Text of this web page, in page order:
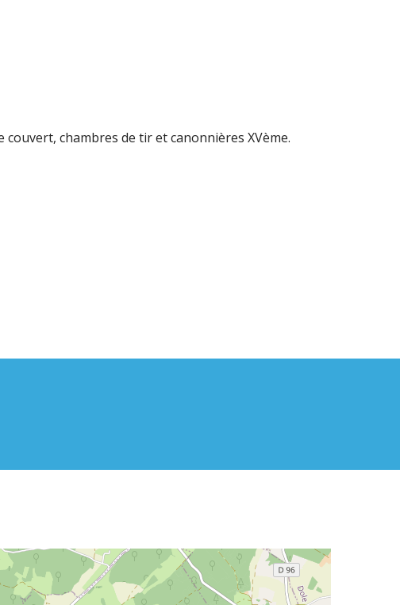
chambres de tir et canonnières XVème.